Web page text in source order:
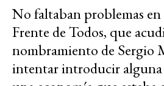
No faltaban problemas
Frente de Todos, que
nombramiento de Sergio
intentar introducir alguna